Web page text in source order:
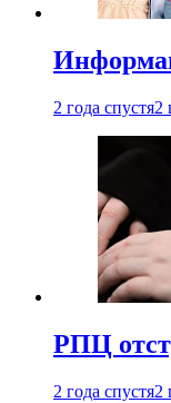
2 года спустя2
РПЦ
2 года спустя2